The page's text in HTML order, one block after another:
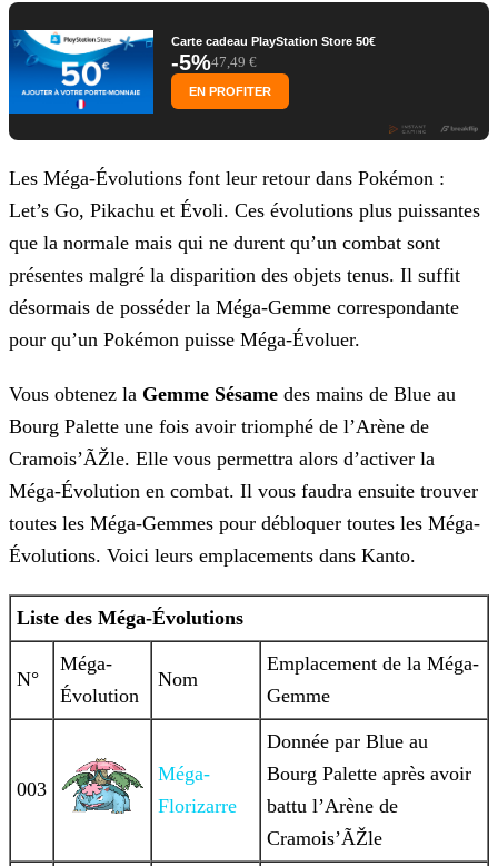
Carte cadeau PlayStation Store 50€
-5%47,49 €
EN PROFITER
Les Méga-Évolutions font leur retour dans Pokémon :
Let’s Go, Pikachu et Évoli. Ces évolutions plus puissantes
que la normale mais qui ne durent qu’un combat sont
présentes malgré la disparition des objets tenus. Il suffit
désormais de posséder la Méga-Gemme correspondante
pour qu’un Pokémon puisse Méga-Évoluer.
Vous obtenez la Gemme Sésame des mains de Blue au
Bourg Palette une fois avoir triomphé de l’Arène de
Cramois’ÃŽle. Elle vous permettra alors d’activer la
Méga-Évolution en combat. Il vous faudra ensuite trouver
toutes les Méga-Gemmes pour débloquer toutes les Méga-
Évolutions. Voici leurs emplacements dans Kanto.
Liste des Méga-Évolutions
N°
Méga-
Évolution
Nom
Emplacement de la Méga-
Gemme
003
Méga-
Florizarre
Donnée par Blue au
Bourg Palette après avoir
battu l’Arène de
Cramois’ÃŽle